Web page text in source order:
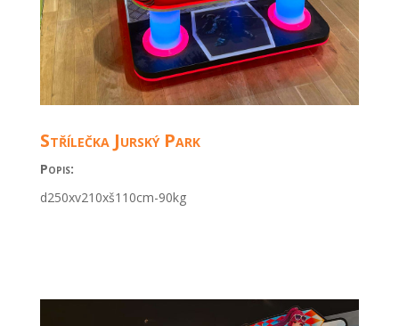
Střílečka Jurský Park
Popis:
d250xv210xš110cm-90kg